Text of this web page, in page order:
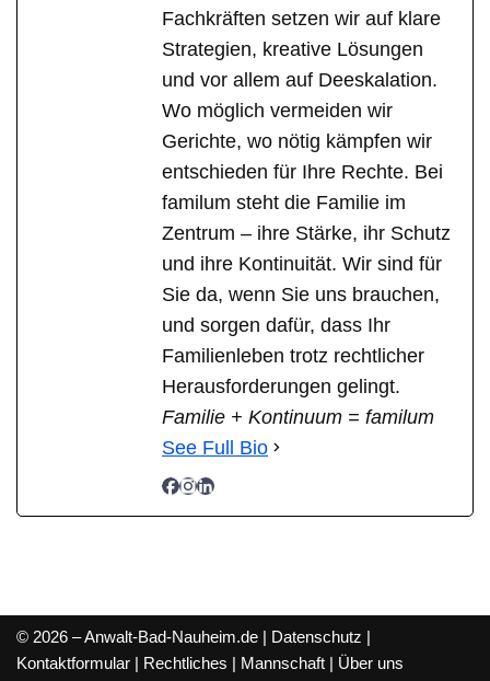
Fachkräften setzen wir auf klare
Strategien, kreative Lösungen
und vor allem auf Deeskalation.
Wo möglich vermeiden wir
Gerichte, wo nötig kämpfen wir
entschieden für Ihre Rechte. Bei
familum steht die Familie im
Zentrum – ihre Stärke, ihr Schutz
und ihre Kontinuität. Wir sind für
Sie da, wenn Sie uns brauchen,
und sorgen dafür, dass Ihr
Familienleben trotz rechtlicher
Herausforderungen gelingt.
Familie + Kontinuum = familum
See Full Bio
© 2026 – Anwalt-Bad-Nauheim.de | Datenschutz |
Kontaktformular | Rechtliches | Mannschaft | Über uns